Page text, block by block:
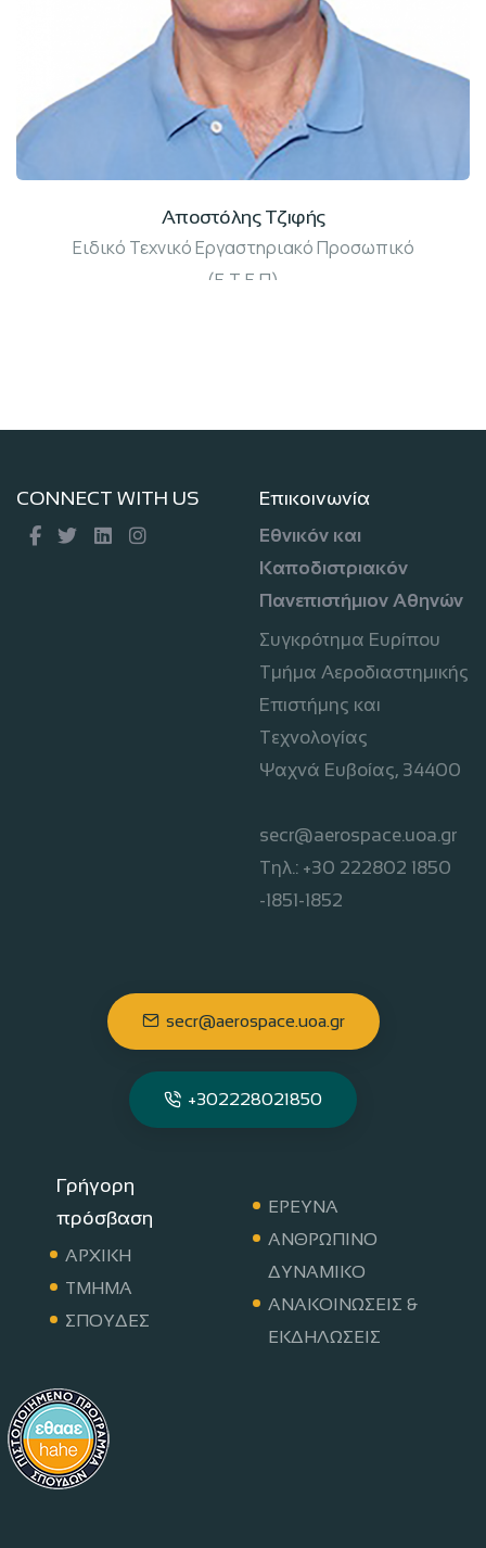
Αποστόλης Τζιφής
Ειδικό Τεχνικό Εργαστηριακό Προσωπικό
(Ε.Τ.Ε.Π)
CONNECT WITH US Επικοινωνία
Εθνικόν και
Καποδιστριακόν
Πανεπιστήμιον Αθηνών
Συγκρότημα Ευρίπου
Τμήμα Αεροδιαστημικής
Επιστήμης και
Τεχνολογίας
Ψαχνά Ευβοίας, 34400
secr@aerospace.uoa.gr
Τηλ.: +30 222802 1850
-1851-1852
secr@aerospace.uoa.gr
+302228021850
Γρήγορη
πρόσβαση
ΑΡΧΙΚΗ
ΤΜΗΜΑ
ΣΠΟΥΔΕΣ
ΕΡΕΥΝΑ
ΑΝΘΡΩΠΙΝΟ
ΔΥΝΑΜΙΚΟ
ΑΝΑΚΟΙΝΩΣΕΙΣ &
ΕΚΔΗΛΩΣΕΙΣ